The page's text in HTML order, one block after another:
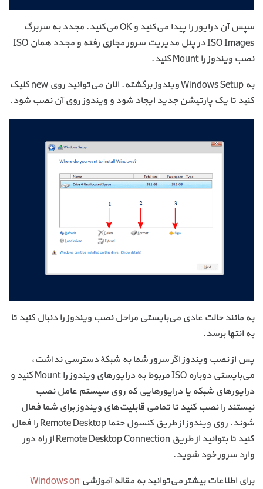
سپس آن درایور را پیدا می‌کنید و OK می‌کنید. مجدد به سربرگ
ISO Images در پنل مدیریت سرور مجازی رفته و مجدد همان ISO
نصب ویندوز را Mount کنید.
به Windows Setup ویندوز برگشته. الان می‌توانید روی new کلیک
کنید تا یک پارتیشن جدید ایجاد شود و ویندوز روی آن نصب شود.
به مانند حالت عادی می‌بایستی مراحل نصب ویندوز را دنبال کنید تا
به انتها برسد.
پس از نصب ویندوز اگر سرور شما به شبکهٔ دسترسی نداشت،
می‌بایستی دوباره ISO مربوط به درایورهای ویندوز را Mount کنید و
درایورهای شبکه یا درایورهایی که روی سیستم عامل نصب
نیستند را نصب کنید تا تمامی قابلیت‌های ویندوز برای شما فعال
شوند. روی ویندوز از طریق کنسول حتما Remote Desktop را فعال
کنید تا بتوانید از طریق Remote Desktop Connection از راه دور
وارد سرور خود شوید.
برای اطلاعات بیشتر می‌توانید به مقاله آموزشی Windows on